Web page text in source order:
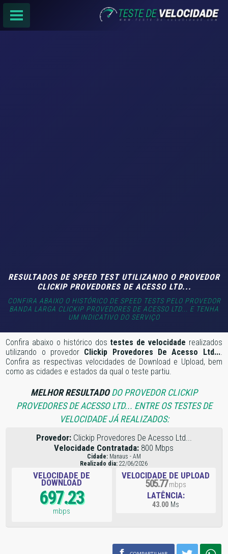
RESULTADOS DE SPEED TEST UTILIZANDO O PROVEDOR
CLICKIP PROVEDORES DE ACESSO LTD...
CONFIRA ABAIXO O HISTÓRICO DE SPEED TESTS PELO PROVEDOR
BANDA LARGA CLICKIP PROVEDORES DE ACESSO LTD... E TENHA
UM INDICATIVO DO SERVIÇO
Confira abaixo o histórico dos testes de velocidade realizados
utilizando o provedor Clickip Provedores De Acesso Ltd....
Confira as respectivas velocidades de Download e Upload, bem
como as cidades e estados da qual o teste partiu.
MELHOR RESULTADODO PROVEDOR CLICKIP
PROVEDORES DE ACESSO LTD... ENTRE OS TESTES DE
VELOCIDADE JÁ REALIZADOS:
Provedor:Clickip Provedores De Acesso Ltd...
Velocidade Contratada: 800 Mbps
Cidade:Manaus - AM
Realizado dia: 22/06/2026
VELOCIDADE DE
DOWNLOAD
697.23
mbps
VELOCIDADE DE UPLOAD
505.77mbps
LATÊNCIA:
43.00 Ms